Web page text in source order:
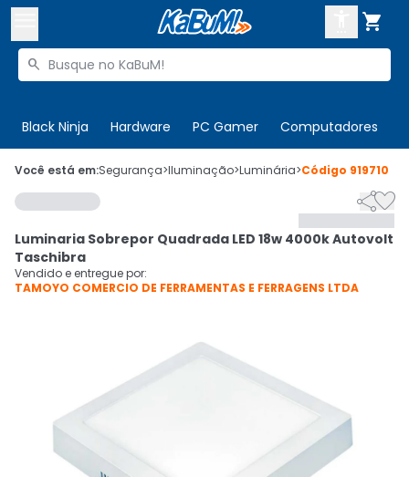

Buscar produtos

Black Ninja Hardware PC Gamer Computadores
 Olá. Acesse sua conta
 Departamentos
Cupons
Mais Vendidos
CADASTRE-SE
Você está em:Segurança>Iluminação>Luminária>Código 919710

Luminaria Sobrepor Quadrada LED 18w 4000k Autovolt
Taschibra
Vendido e entregue por:
TAMOYO COMERCIO DE FERRAMENTAS E FERRAGENS LTDA